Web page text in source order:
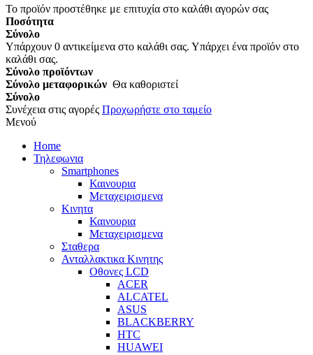
Το προϊόν προστέθηκε με επιτυχία στο καλάθι αγορών σας
Ποσότητα
Σύνολο
Υπάρχουν 0 αντικείμενα στο καλάθι σας. Υπάρχει ένα προϊόν στο
καλάθι σας.
Σύνολο προϊόντων
Σύνολο μεταφορικών Θα καθοριστεί
Σύνολο
Συνέχεια στις αγορές Προχωρήστε στο ταμείο
Μενού
Home
Τηλεφωνια
Smartphones
Καινουρια
Μεταχειρισμενα
Κινητα
Καινουρια
Μεταχειρισμενα
Σταθερα
Ανταλλακτικα Κινητης
Οθονες LCD
ACER
ALCATEL
ASUS
BLACKBERRY
HTC
HUAWEI